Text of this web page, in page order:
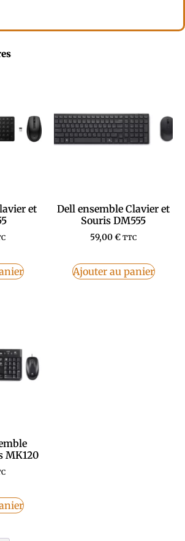
et
Dell ensemble Clavier et
Souris DM555
59,00€ TTC
Ajouter au panier
MK120